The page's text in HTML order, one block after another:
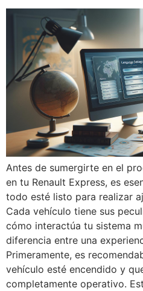
Antes de sumergirte en el
en tu Renault Express, es
todo esté listo para realizar
Cada vehículo tiene sus
cómo interactúa tu sistema
diferencia entre una
Primeramente, es
vehículo esté encendido y
completamente operativo.